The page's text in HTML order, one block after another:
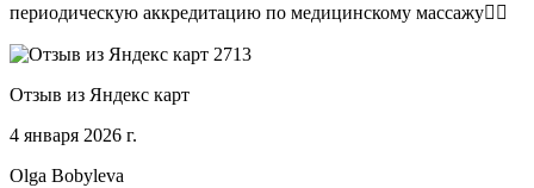
периодическую аккредитацию по медицинскому массажу🧑‍⚕️
Отзыв из Яндекс карт
4 января 2026 г.
Olga Bobyleva